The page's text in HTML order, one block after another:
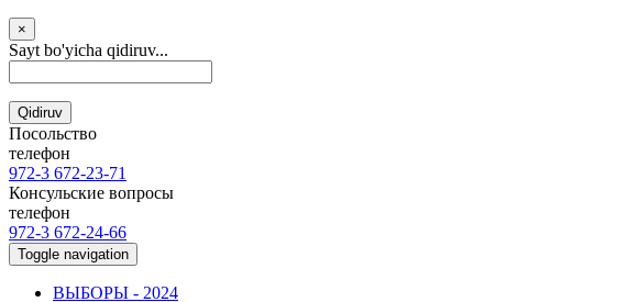
×
Sayt bo'yicha qidiruv...
Qidiruv
Посольство
телефон
972-3 672-23-71
Консульские вопросы
телефон
972-3 672-24-66
Toggle navigation
ВЫБОРЫ - 2024